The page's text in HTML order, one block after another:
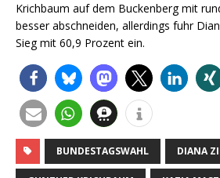
Krichbaum auf dem Buckenberg mit
besser abschneiden, allerdings fuhr
Sieg mit 60,9 Prozent ein.
BUNDESTAGSWAHL DIANA